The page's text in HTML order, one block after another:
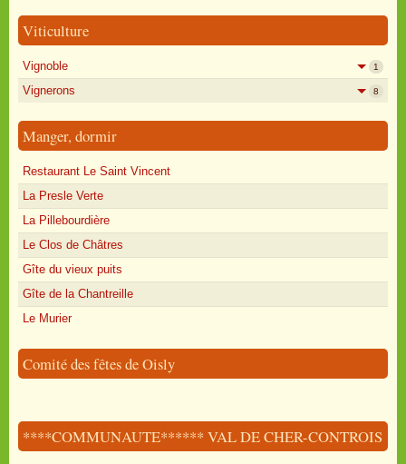
Viticulture
Vignoble 1
Vignerons 8
Manger, dormir
Restaurant Le Saint Vincent
La Presle Verte
La Pillebourdière
Le Clos de Châtres
Gîte du vieux puits
Gîte de la Chantreille
Le Murier
Comité des fêtes de Oisly
****COMMUNAUTE****** VAL DE CHER-CONTROIS